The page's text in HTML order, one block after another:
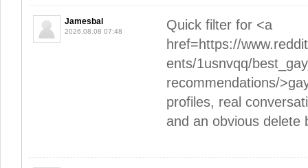
Jamesbal
2026.08.08 07:48
Quick filter for <a
href=https://
ents/1usnvqq/
recommendations/
profiles, real
and an obvious delete